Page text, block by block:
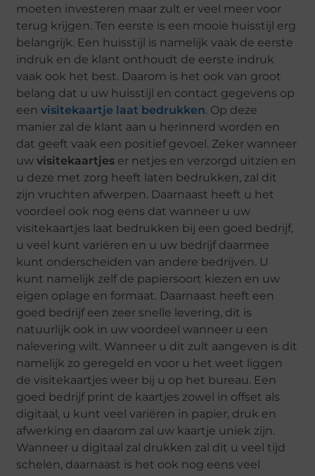
moeten investeren maar zult er veel meer voor
terug krijgen. Ten eerste is een mooie huisstijl erg
belangrijk. Een huisstijl is namelijk vaak de eerste
indruk en de klant onthoudt de eerste indruk
vaak ook het best. Daarom is het ook van groot
belang dat u uw huisstijl en contact gegevens op
eenvisitekaartje laat bedrukken. Op deze
manier zal de klant aan u herinnerd worden en
dat geeft vaak een positief gevoel. Zeker wanneer
uwvisitekaartjes er netjes en verzorgd uitzien en
u deze met zorg heeft laten bedrukken, zal dit
zijn vruchten afwerpen. Daarnaast heeft u het
voordeel ook nog eens dat wanneer u uw
visitekaartjes laat bedrukken bij een goed bedrijf,
u veel kunt variëren en u uw bedrijf daarmee
kunt onderscheiden van andere bedrijven. U
kunt namelijk zelf de papiersoort kiezen en uw
eigen oplage en formaat. Daarnaast heeft een
goed bedrijf een zeer snelle levering, dit is
natuurlijk ook in uw voordeel wanneer u een
nalevering wilt. Wanneer u dit zult aangeven is dit
namelijk zo geregeld en voor u het weet liggen
de visitekaartjes weer bij u op het bureau. Een
goed bedrijf print de kaartjes zowel in offset als
digitaal, u kunt veel variëren in papier, druk en
afwerking en daarom zal uw kaartje uniek zijn.
Wanneer u digitaal zal drukken zal dit u veel tijd
schelen, daarnaast is het ook nog eens veel